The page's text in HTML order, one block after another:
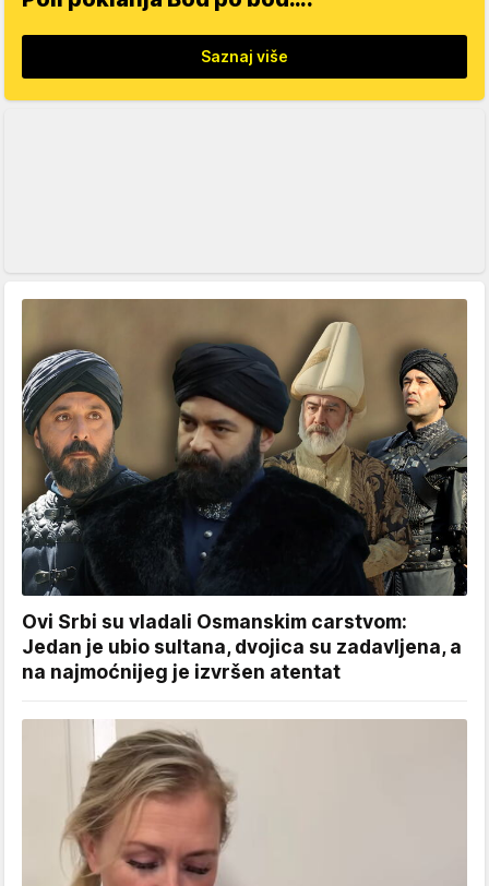
Saznaj više
Ovi Srbi su vladali Osmanskim carstvom:
Jedan je ubio sultana, dvojica su zadavljena, a
na najmoćnijeg je izvršen atentat